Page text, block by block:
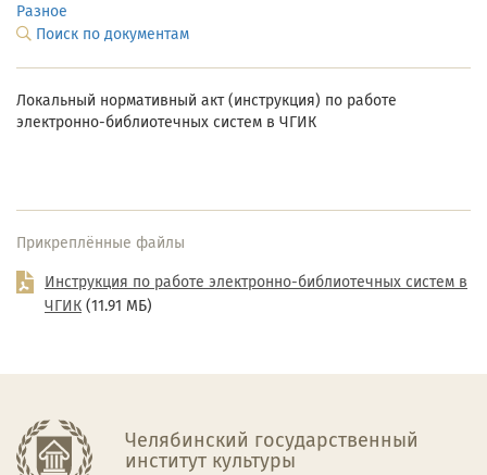
Разное
Поиск по документам
Локальный нормативный акт (инструкция) по работе
электронно-библиотечных систем в ЧГИК
Прикреплённые файлы
Инструкция по работе электронно-библиотечных систем в
ЧГИК (11.91 МБ)
Челябинский государственный
институт культуры